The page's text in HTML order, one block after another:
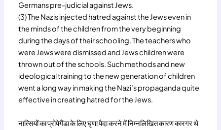
Germans pre-judicial against Jews.
(3) The Nazis injected hatred against the Jews even in
the minds of the children from the very beginning
during the days of their schooling. The teachers who
were Jews were dismissed and Jews children were
thrown out of the schools. Such methods and new
ideological training to the new generation of children
went a long way in making the Nazi’s propaganda quite
effective in creating hatred for the Jews.
नात्सियों का प्रोपेगैंडा के लिए घृणा पैदा करने में निम्नलिखित कारण कारगर थे